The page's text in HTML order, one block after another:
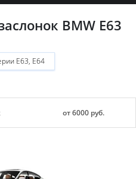
BMW E63
E63, E64
от 6000 руб.